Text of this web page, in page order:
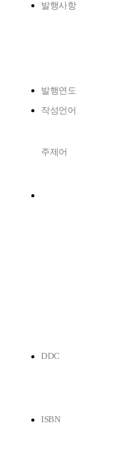
발행사항
발행연도
작성언어
주제어
DDC
ISBN